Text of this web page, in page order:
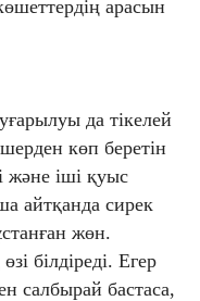
арасын
да тікелей
көп беретін
және іші қуыс
айтқанда сирек
жөн.
білдіреді. Егер
салбырай бастаса,